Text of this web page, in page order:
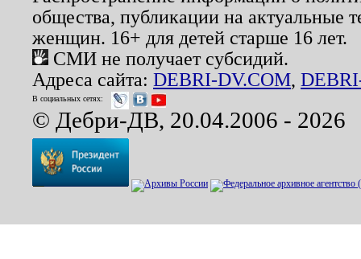
общества, публикации на актуальные
женщин. 16+ для детей старше 16 лет.
СМИ не получает субсидий.
Адреса сайта: DEBRI-DV.COM,
В социальных сетях:
© Дебри-ДВ, 20.04.2006 - 2026